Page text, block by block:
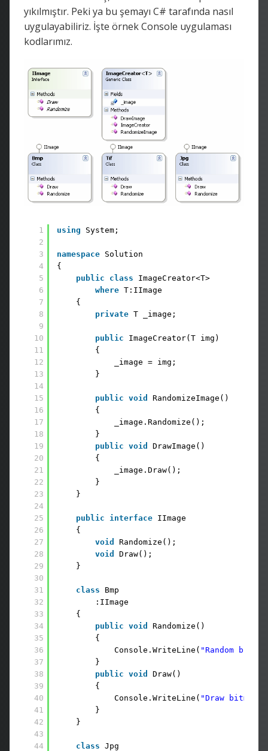
yıkılmıştır. Peki ya bu şemayı C# tarafında nasıl
uygulayabiliriz. İşte örnek Console uygulaması
kodlarımız.
1
2
3
4
5
6
7
8
9
10
11
12
13
14
15
16
17
18
19
20
21
22
23
24
25
26
27
28
29
30
31
32
33
34
35
36
37
38
39
40
41
42
43
44
using System;
namespace Solution
{
public
class
ImageCreator<T>
where T:IImage
{
private T _image;
public
ImageCreator(T img)
{
_image = img;
}
public void
RandomizeImage()
{
_image.Randomize();
}
public void
DrawImage()
{
_image.Draw();
}
}
public interface IImage
{
void
Randomize();
void
Draw();
}
class
Bmp
:IImage
{
public void
Randomize()
{
Console.WriteLine( "Random
}
public void
Draw()
{
Console.WriteLine( "Draw bitmap"
}
}
class Jpg